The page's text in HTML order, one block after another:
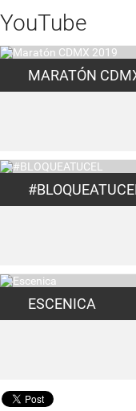
YouTube
MARATÓN
ESCENICA